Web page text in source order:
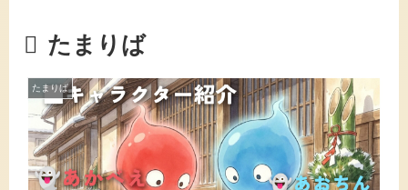
たまりば
たまりば